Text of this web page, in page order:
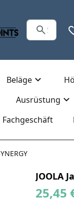
Beläge
Ausrüstung
Fachgeschäft
JOOLA
25,45